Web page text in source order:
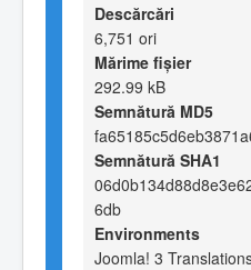
Descărcări
6,751 ori
Mărime fișier
292.99 kB
Semnătură MD5
Semnătură SHA1
6db
Environments
Joomla! 3